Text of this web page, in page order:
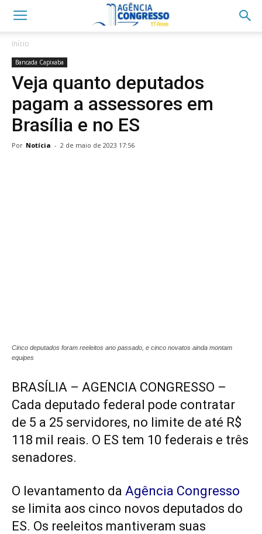
Início
Bancada Capixaba
Veja quanto deputados
pagam a assessores em
Brasília e no ES
Por Notícia - 2 de maio de 2023 17:56
Cinco deputados foram reeleitos ano passado, e cinco novatos ainda montam
equipes
BRASÍLIA – AGENCIA CONGRESSO –
Cada deputado federal pode contratar
de 5 a 25 servidores, no limite de até R$
118 mil reais. O ES tem 10 federais e três
senadores.
O levantamento da Agência Congresso
se limita aos cinco novos deputados do
ES. Os reeleitos mantiveram suas